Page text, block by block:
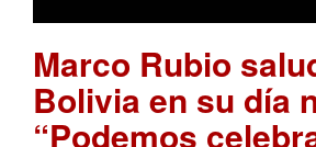
Marco Rubio
Bolivia en su día
“Podemos